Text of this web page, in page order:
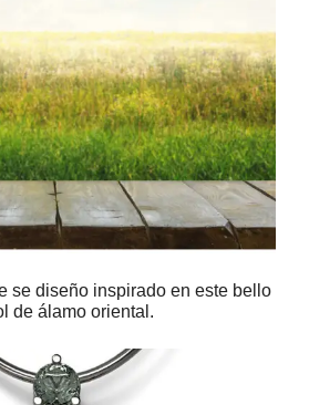
se diseño inspirado en este bello
de álamo oriental.